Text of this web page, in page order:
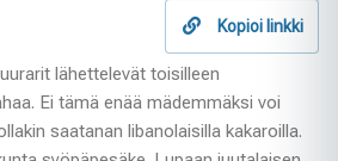
Kopioi linkki
lähettelevät toisilleen
Ei tämä enää mädemmäksi voi
saatanan libanolaisilla kakaroilla.